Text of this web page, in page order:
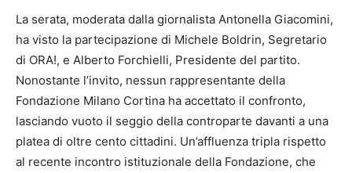
La serata, moderata dalla giornalista Antonella Giacomini,
ha visto la partecipazione di Michele Boldrin, Segretario
di ORA!, e Alberto Forchielli, Presidente del partito.
Nonostante l’invito, nessun rappresentante della
Fondazione Milano Cortina ha accettato il confronto,
lasciando vuoto il seggio della controparte davanti a una
platea di oltre cento cittadini. Un’affluenza tripla rispetto
al recente incontro istituzionale della Fondazione, che